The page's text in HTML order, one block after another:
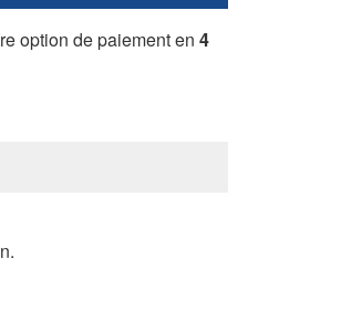
option de paiement en 4